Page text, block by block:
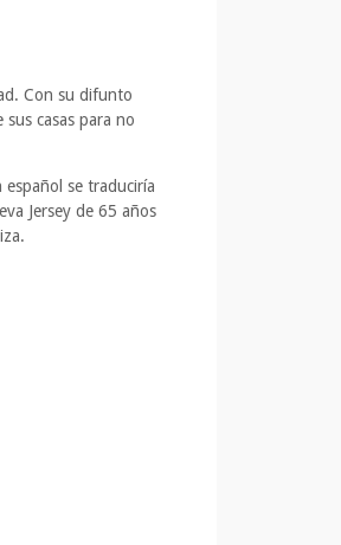
Con su difunto
casas para no
se traduciría
Jersey de 65 años